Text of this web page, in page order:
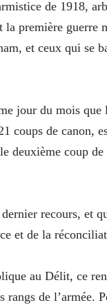
de 1918,
la première guerre
et ceux qui se
jour du mois
coups de canon,
deuxième coup
recours, et
et de la
au Délit, ce
de l’armée.